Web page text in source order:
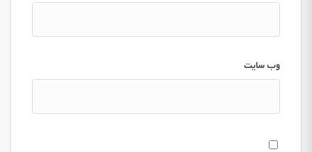
وب‌ سایت